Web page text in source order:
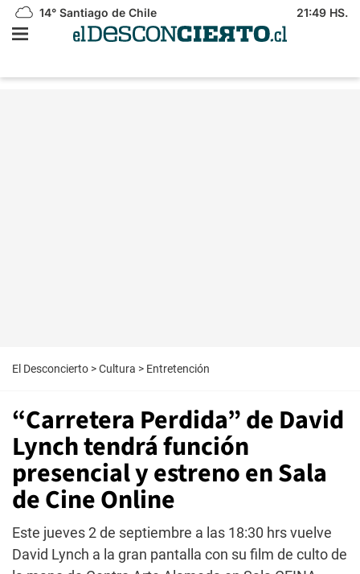
14° Santiago de Chile 21:49 HS.
El Desconcierto >Cultura > Entretención
“Carretera Perdida” de David
Lynch tendrá función
presencial y estreno en Sala
de Cine Online
Este jueves 2 de septiembre a las 18:30 hrs vuelve
David Lynch a la gran pantalla con su film de culto de